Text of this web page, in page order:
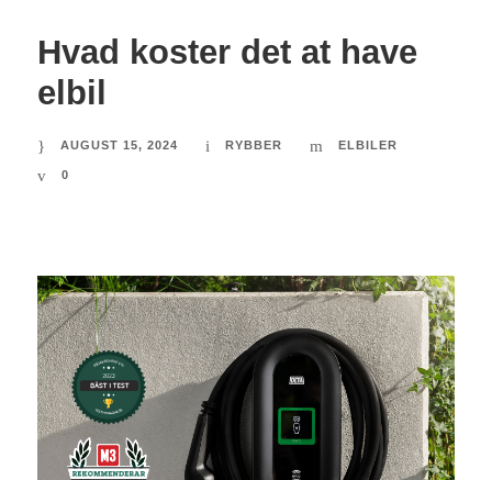
Hvad koster det at have
elbil
AUGUST 15, 2024 RYBBER ELBILER
0